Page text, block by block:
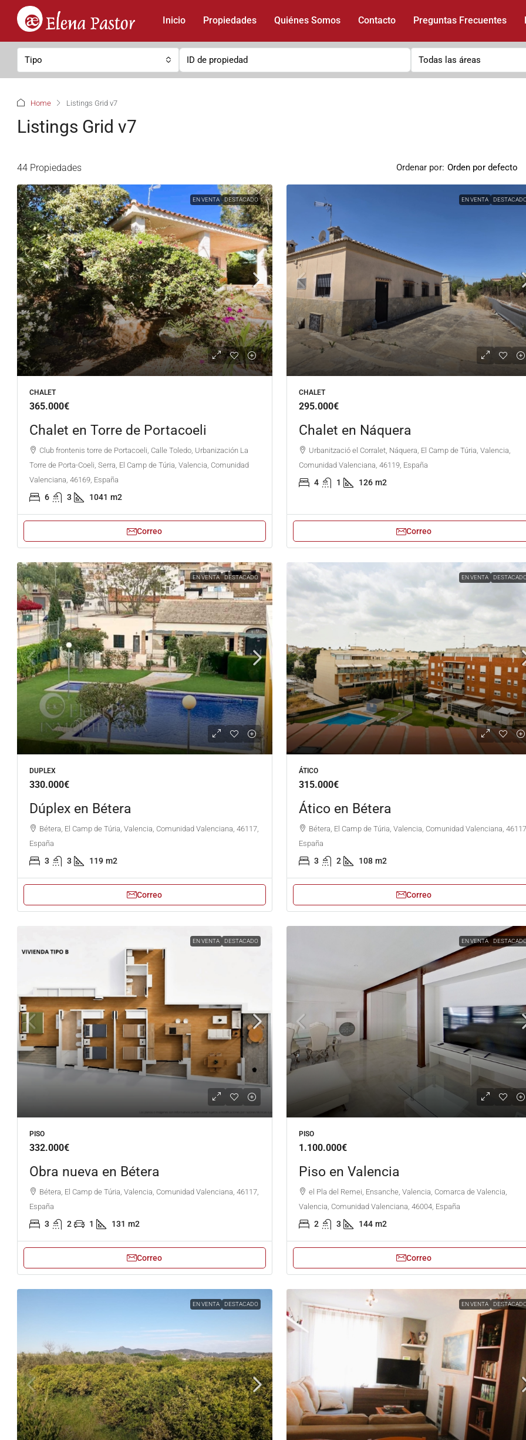
Inicio Propiedades Quiénes Somos Contacto Preguntas Frecuentes
Tipo Todas las áreas
Home Listings Grid v7
Listings Grid v7
44 Propiedades Ordenar por: Orden por defecto
EN VENTA DESTACADO
CHALET
365.000€
Chalet en Torre de Portacoeli
Club frontenis torre de Portacoeli, Calle Toledo, Urbanización La
Torre de Porta-Coeli, Serra, El Camp de Túria, Valencia, Comunidad
Valenciana, 46169, España
6 3 1041 m2
Correo
EN VENTA
CHALET
295.000€
Chalet en Náquera
Urbanització el Corralet, Náquera, El Camp de Túria, Valencia,
Comunidad Valenciana, 46119, España
4 1 126 m2
Correo
EN VENTA DESTACADO
DUPLEX
330.000€
Dúplex en Bétera
Bétera, El Camp de Túria, Valencia, Comunidad Valenciana, 46117,
España
3 3 119 m2
Correo
EN VENTA
ÁTICO
315.000€
Ático en Bétera
Bétera, El Camp de Túria, Valencia, Comunidad Valenciana,
España
3 2 108 m2
Correo
EN VENTA DESTACADO
PISO
332.000€
Obra nueva en Bétera
Bétera, El Camp de Túria, Valencia, Comunidad Valenciana, 46117,
España
3 2 1 131 m2
Correo
EN VENTA
PISO
1.100.000€
Piso en Valencia
el Pla del Remei, Ensanche, Valencia, Comarca de Valencia,
Valencia, Comunidad Valenciana, 46004, España
2 3 144 m2
Correo
EN VENTA DESTACADO EN VENTA